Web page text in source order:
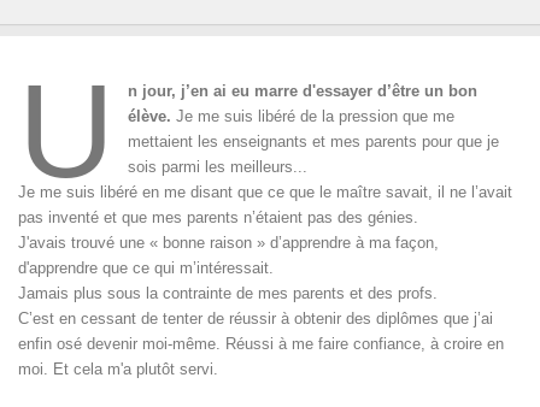
U
n jour, j’en ai eu marre d'essayer d’être un bon
élève.Je me suis libéré de la pression que me
mettaient les enseignants et mes parents pour que je
sois parmi les meilleurs...
Je me suis libéré en me disant que ce que le maître savait, il ne l’avait
pas inventé et que mes parents n’étaient pas des génies.
J'avais trouvé une « bonne raison » d’apprendre à ma façon,
d'apprendre que ce qui m’intéressait.
Jamais plus sous la contrainte de mes parents et des profs.
C’est en cessant de tenter de réussir à obtenir des diplômes que j’ai
enfin osé devenir moi-même. Réussi à me faire confiance, à croire en
moi. Et cela m'a plutôt servi.